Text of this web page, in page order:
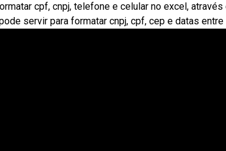
cpf, cnpj, telefone e celular no excel,
servir para formatar cnpj, cpf, cep e datas